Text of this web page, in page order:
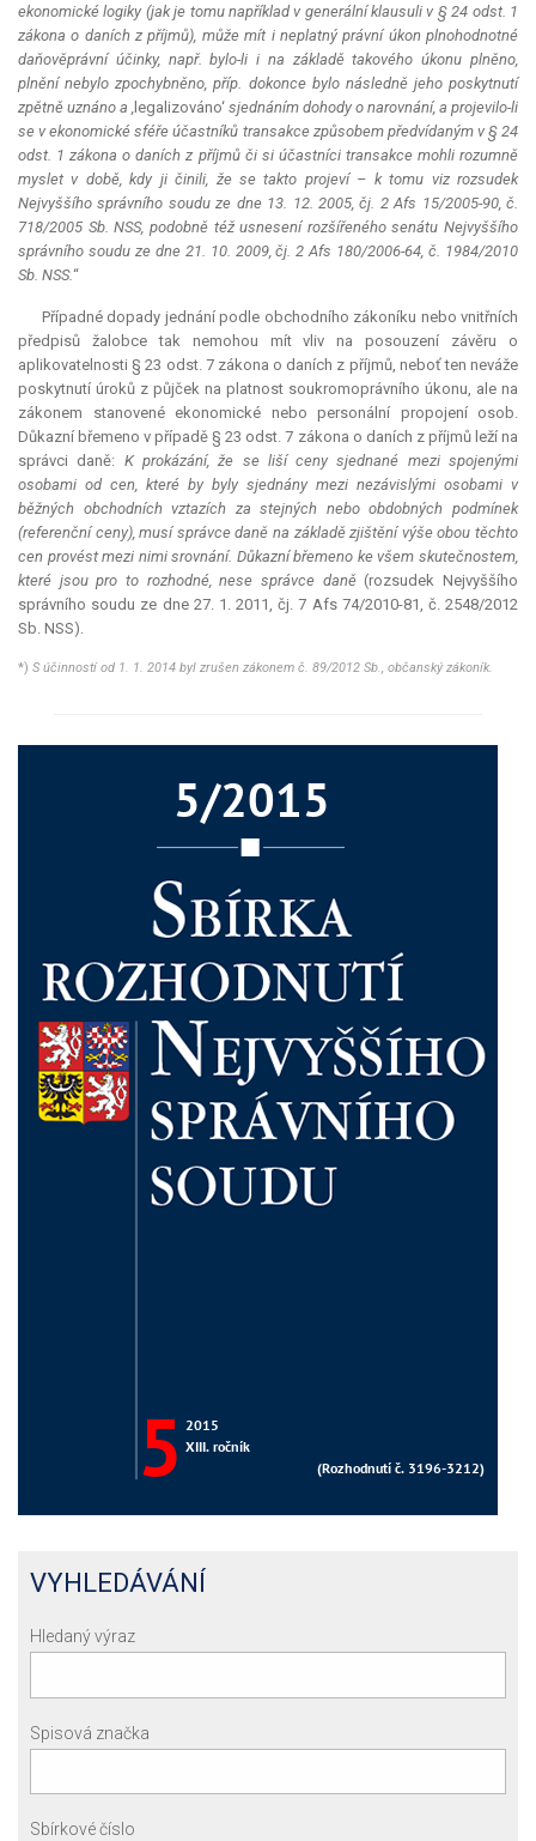
ekonomické logiky (jak je tomu například v generální klausuli v § 24 odst. 1
zákona o daních z příjmů), může mít i neplatný právní úkon plnohodnotné
daňověprávní účinky, např. bylo-li i na základě takového úkonu plněno,
plnění nebylo zpochybněno, příp. dokonce bylo následně jeho poskytnutí
zpětně uznáno a , legalizováno‘ sjednáním dohody o narovnání, a projevilo-li
se v ekonomické sféře účastníků transakce způsobem předvídaným v § 24
odst. 1 zákona o daních z příjmů či si účastníci transakce mohli rozumně
myslet v době, kdy ji činili, že se takto projeví – k tomu viz rozsudek
Nejvyššího správního soudu ze dne 13. 12. 2005, čj. 2 Afs 15/2005-90, č.
718/2005 Sb. NSS, podobně též usnesení rozšířeného senátu Nejvyššího
správního soudu ze dne 21. 10. 2009, čj. 2 Afs 180/2006-64, č. 1984/2010
Sb. NSS.“
Případné dopady jednání podle obchodního zákoníku nebo vnitřních
předpisů žalobce tak nemohou mít vliv na posouzení závěru o
aplikovatelnosti § 23 odst. 7 zákona o daních z příjmů, neboť ten neváže
poskytnutí úroků z půjček na platnost soukromoprávního úkonu, ale na
zákonem stanovené ekonomické nebo personální propojení osob.
Důkazní břemeno v případě § 23 odst. 7 zákona o daních z příjmů leží na
správci daně: K prokázání, že se liší ceny sjednané mezi spojenými
osobami od cen, které by byly sjednány mezi nezávislými osobami v
běžných obchodních vztazích za stejných nebo obdobných podmínek
(referenční ceny), musí správce daně na základě zjištění výše obou těchto
cen provést mezi nimi srovnání. Důkazní břemeno ke všem skutečnostem,
které jsou pro to rozhodné, nese správce daně(rozsudek Nejvyššího
správního soudu ze dne 27. 1. 2011, čj. 7 Afs 74/2010-81, č. 2548/2012
Sb. NSS).
*) S účinností od 1. 1. 2014 byl zrušen zákonem č. 89/2012 Sb., občanský zákoník.
VYHLEDÁVÁNÍ
Hledaný výraz
Spisová značka
Sbírkové číslo